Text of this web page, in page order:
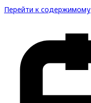
Перейти к содержимому